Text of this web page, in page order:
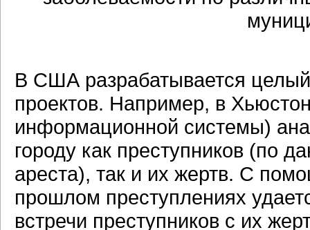
В США разрабатывается
проектов. Например, в
информационной системы)
городу как преступников (по
ареста), так и их жертв. С
прошлом преступлениях
встречи преступников с их